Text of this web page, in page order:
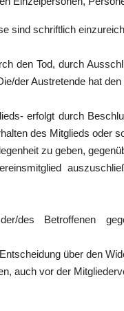
sind schriftlich
den Tod, durch
der Austretende hat
erfolgt durch
des Mitglieds oder
zu geben,
des Betroffenen
über den
auch vor der